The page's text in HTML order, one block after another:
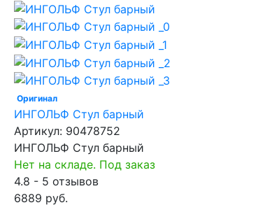
Оригинал
ИНГОЛЬФ Стул барный
Артикул:90478752
ИНГОЛЬФ Стул барный
Нет на складе. Под заказ
4.8 - 5 отзывов
6889 руб.